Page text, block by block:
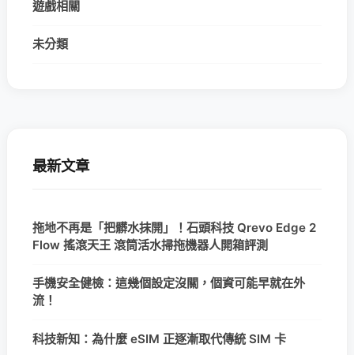
遊戲相關
未分類
最新文章
拖地不再是「把髒水抹開」！石頭科技 Qrevo Edge 2
Flow 搖滾天王 滾筒活水掃拖機器人開箱評測
手機安全健檢：這幾個設定沒關，個資可能早就在外
流！
科技新知：為什麼 eSIM 正逐漸取代傳統 SIM 卡